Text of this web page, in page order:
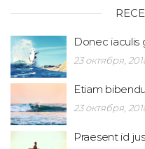
Donec iaculis
23 октября,
Etiam
23 октября,
Praesent id